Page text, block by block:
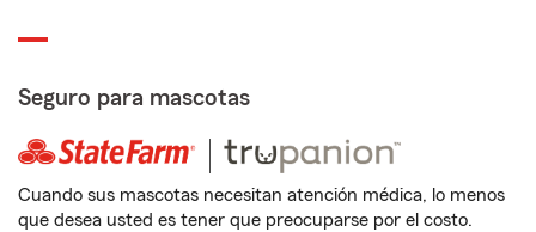
Seguro para mascotas
Cuando sus mascotas necesitan atención médica, lo menos
que desea usted es tener que preocuparse por el costo.